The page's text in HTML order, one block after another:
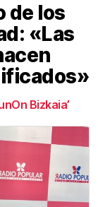
de los
«Las
Bizkaia’